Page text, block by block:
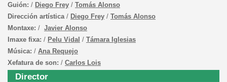
Guión: / Diego Frey/ Tomás Alonso
Dirección artística / Diego Frey/ Tomás Alonso
Montaxe: / Javier Alonso
Imaxe fixa: / Pelu Vidal / Támara Iglesias
Música: / Ana Requejo
Xefatura de son: / Carlos Lois
Director